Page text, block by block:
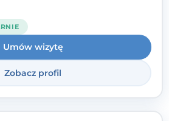
zaburzeń nerwicowych i
a także zagadnienia związane z
i rodziną, w tym problemy w
rodzinnych. Nie specjalizuję się w
Umów wizytę
Zobacz profil